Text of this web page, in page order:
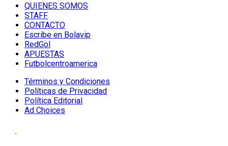
QUIENES SOMOS
STAFF
CONTACTO
Escribe en Bolavip
RedGol
APUESTAS
Futbolcentroamerica
Términos y Condiciones
Políticas de Privacidad
Política Editorial
Ad Choices